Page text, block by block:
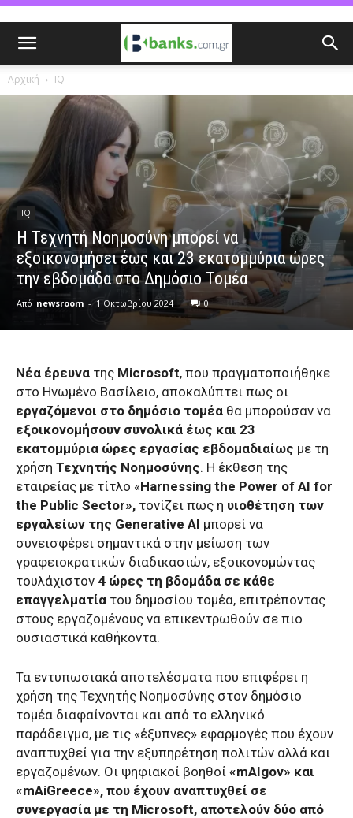
Αρχική IQ
IQ
Η Τεχνητή Νοημοσύνη μπορεί να
εξοικονομήσει έως και 23 εκατομμύρια ώρες
την εβδομάδα στο Δημόσιο Τομέα
Από newsroom - 1 Οκτωβρίου 2024 0
Νέα έρευνα της Microsoft, που πραγματοποιήθηκε
στο Ηνωμένο Βασίλειο, αποκαλύπτει πως οι
εργαζόμενοι στο δημόσιο τομέα θα μπορούσαν να
εξοικονομήσουν συνολικά έως και 23
εκατομμύρια ώρες εργασίας εβδομαδιαίως με τη
χρήση Τεχνητής Νοημοσύνης. Η έκθεση της
εταιρείας με τίτλο «Harnessing the Power of AI for
the Public Sector», τονίζει πως η υιοθέτηση των
εργαλείων της Generative AI μπορεί να
συνεισφέρει σημαντικά στην μείωση των
γραφειοκρατικών διαδικασιών, εξοικονομώντας
τουλάχιστον 4 ώρες τη βδομάδα σε κάθε
επαγγελματία του δημοσίου τομέα, επιτρέποντας
στους εργαζομένους να επικεντρωθούν σε πιο
ουσιαστικά καθήκοντα.
Τα εντυπωσιακά αποτελέσματα που επιφέρει η
χρήση της Τεχνητής Νοημοσύνης στον δημόσιο
τομέα διαφαίνονται και από το ελληνικό
παράδειγμα, με τις «έξυπνες» εφαρμογές που έχουν
αναπτυχθεί για την εξυπηρέτηση πολιτών αλλά και
εργαζομένων. Οι ψηφιακοί βοηθοί «mAIgov» και
«mAiGreece», που έχουν αναπτυχθεί σε
συνεργασία με τη Microsoft, αποτελούν δύο από